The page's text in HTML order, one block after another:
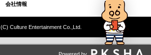
会社情報
(C) Culture Entertainment Co.,Ltd.